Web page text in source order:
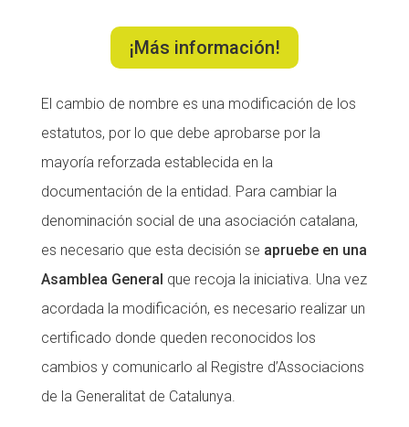
¡Más información!
El cambio de nombre es una modificación de los
estatutos, por lo que debe aprobarse por la
mayoría reforzada establecida en la
documentación de la entidad. Para cambiar la
denominación social de una asociación catalana,
es necesario que esta decisión se apruebe en una
Asamblea General que recoja la iniciativa. Una vez
acordada la modificación, es necesario realizar un
certificado donde queden reconocidos los
cambios y comunicarlo al Registre d’Associacions
de la Generalitat de Catalunya.
Memòria d'activitats
Proposta educativa
ACTUALITAT
Notícies
Butlletins
Diari de la Fundació
Xarxes socials
Memòria d'activitats
Proposta educativa
ACTUALITAT
Notícies
Butlletins
Diari de la Fundació
Xarxes socials